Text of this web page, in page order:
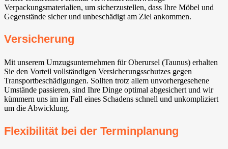
Verpackungsmaterialien, um sicherzustellen, dass Ihre Möbel und
Gegenstände sicher und unbeschädigt am Ziel ankommen.
Versicherung
Mit unserem Umzugsunternehmen für Oberursel (Taunus) erhalten
Sie den Vorteil vollständigen Versicherungsschutzes gegen
Transportbeschädigungen. Sollten trotz allem unvorhergesehene
Umstände passieren, sind Ihre Dinge optimal abgesichert und wir
kümmern uns im im Fall eines Schadens schnell und unkompliziert
um die Abwicklung.
Flexibilität bei der Terminplanung